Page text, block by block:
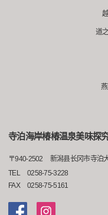
道
寺泊海岸椿椿温泉美味探
〒940-2502
新潟县长冈市寺泊
TEL
0258-75-3228
FAX
0258-75-5161